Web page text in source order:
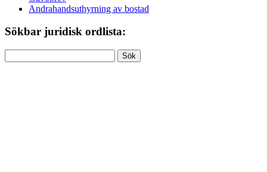
Andrahandsuthyrning av bostad
Sökbar juridisk ordlista:
efter: